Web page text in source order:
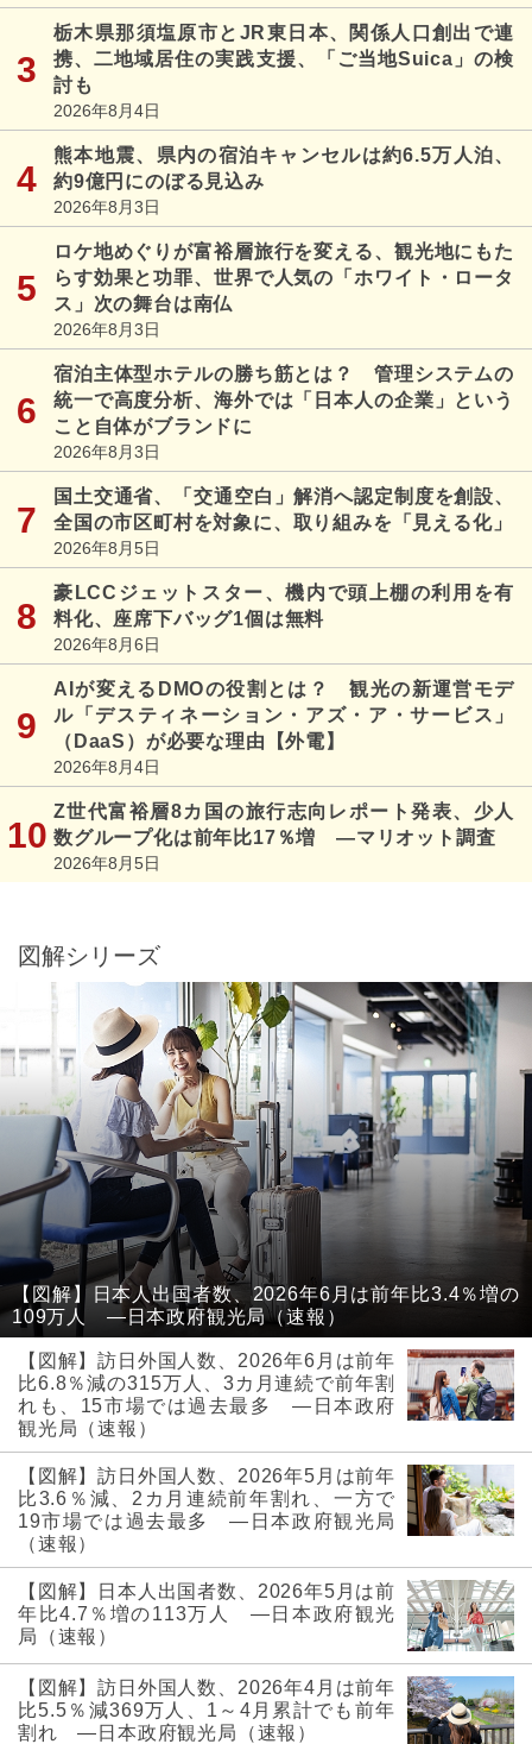
栃木県那須塩原市とJR東日本、関係人口創出で連
携、二地域居住の実践支援、「ご当地Suica」の検
討も
2026年8月4日
熊本地震、県内の宿泊キャンセルは約6.5万人泊、
約9億円にのぼる見込み
2026年8月3日
ロケ地めぐりが富裕層旅行を変える、観光地にもた
らす効果と功罪、世界で人気の「ホワイト・ロータ
ス」次の舞台は南仏
2026年8月3日
宿泊主体型ホテルの勝ち筋とは？ 管理システムの
統一で高度分析、海外では「日本人の企業」という
こと自体がブランドに
2026年8月3日
国土交通省、「交通空白」解消へ認定制度を創設、
全国の市区町村を対象に、取り組みを「見える化」
2026年8月5日
豪LCCジェットスター、機内で頭上棚の利用を有
料化、座席下バッグ1個は無料
2026年8月6日
AIが変えるDMOの役割とは？ 観光の新運営モデ
ル「デスティネーション・アズ・ア・サービス」
（DaaS）が必要な理由【外電】
2026年8月4日
Z世代富裕層8カ国の旅行志向レポート発表、少人
数グループ化は前年比17％増 ―マリオット調査
2026年8月5日
図解シリーズ
【図解】日本人出国者数、2026年6月は前年比3.4％増の
109万人 ―日本政府観光局（速報）
【図解】訪日外国人数、2026年6月は前年
比6.8％減の315万人、3カ月連続で前年割
れも、15市場では過去最多 ―日本政府
観光局（速報）
【図解】訪日外国人数、2026年5月は前年
比3.6％減、2カ月連続前年割れ、一方で
19市場では過去最多 ―日本政府観光局
（速報）
【図解】日本人出国者数、2026年5月は前
年比4.7％増の113万人 ―日本政府観光
局（速報）
【図解】訪日外国人数、2026年4月は前年
比5.5％減369万人、1～4月累計でも前年
割れ ―日本政府観光局（速報）